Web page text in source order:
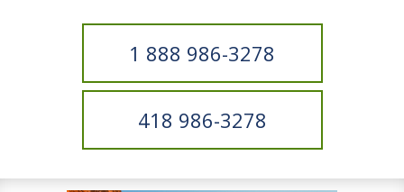
1 888 986-3278
418 986-3278